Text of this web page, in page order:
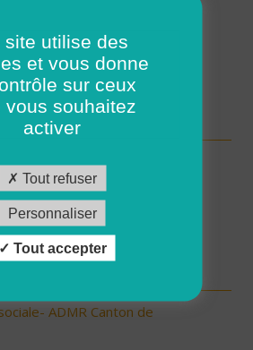
3 Rivières (H/F)
ADMR Canton de
site utilise des
et vous donne
sur ceux
vous souhaitez
activer
Tout refuser
Personnaliser
Tout accepter